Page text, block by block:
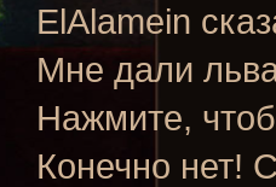
ElAlamein
Мне дали
Нажмите,
Конечно нет!